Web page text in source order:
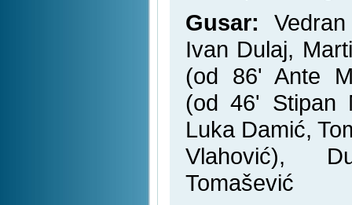
Gusar:
Ivan Dulaj,
(od 86' Ante
(od 46' Stipan
Luka Damić,
Vlahović),
Tomašević